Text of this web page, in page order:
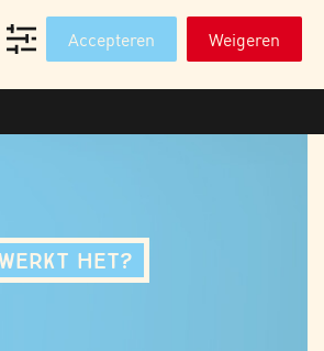
HET?
Accepteren Weigeren